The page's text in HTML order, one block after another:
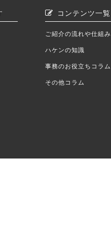
コンテンツ一覧
ご紹介の流れや仕組み
ハケンの知識
事務のお役立ちコラム
その他コラム